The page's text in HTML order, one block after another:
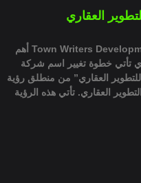
العقاري
شركة تاون رايترز للتطوير العقاري Town Writers Developments أهم
تأتي خطوة تغيير اسم شركة
للتطوير العقاري” من منطلق رؤية
العقاري. تأتي هذه الرؤية